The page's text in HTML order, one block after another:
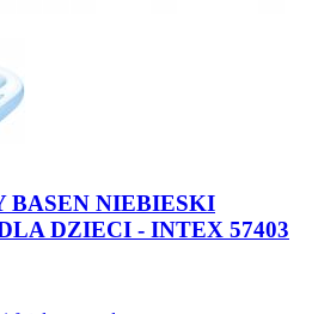
BASEN NIEBIESKI
DZIECI - INTEX 57403